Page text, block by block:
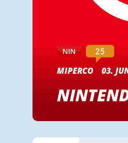
NIN 25
MIPERCO 03.